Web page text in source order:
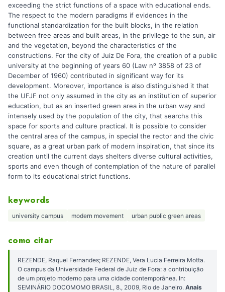
exceeding the strict functions of a space with educational ends.
The respect to the modern paradigms if evidences in the
functional standardization for the built blocks, in the relation
between free areas and built areas, in the privilege to the sun, air
and the vegetation, beyond the characteristics of the
constructions. For the city of Juiz De Fora, the creation of a public
university at the beginning of years 60 (Law nº 3858 of 23 of
December of 1960) contributed in significant way for its
development. Moreover, importance is also distinguished it that
the UFJF not only assumed in the city as an institution of superior
education, but as an inserted green area in the urban way and
intensely used by the population of the city, that searchs this
space for sports and culture practical. It is possible to consider
the central area of the campus, in special the rector and the civic
square, as a great urban park of modern inspiration, that since its
creation until the current days shelters diverse cultural activities,
sports and even though of contemplation of the nature of parallel
form to its educational strict functions.
keywords
university campus modern movement urban public green areas
como citar
REZENDE, Raquel Fernandes; REZENDE, Vera Lucia Ferreira Motta.
O campus da Universidade Federal de Juiz de Fora: a contribuição
de um projeto moderno para uma cidade contemporânea. In:
SEMINÁRIO DOCOMOMO BRASIL, 8., 2009, Rio de Janeiro. Anais